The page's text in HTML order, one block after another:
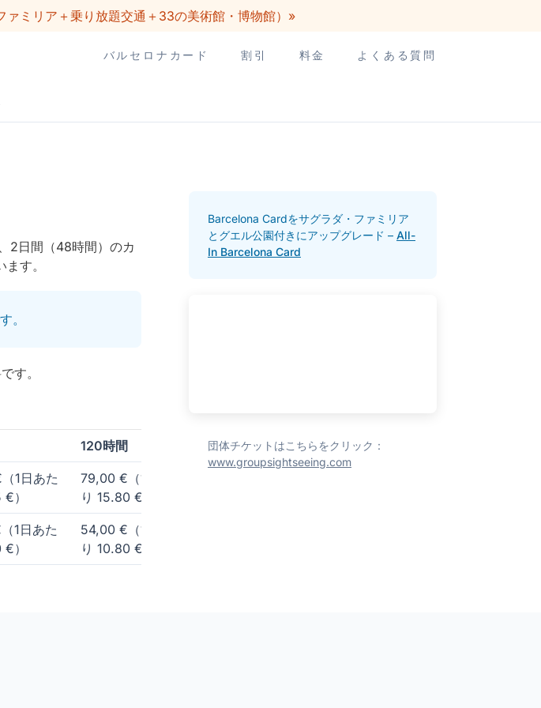
ミリア＋乗り放題交通＋33の美術館・博物館）»
バルセロナカード 割引 料金 よくある質問
2日間（48時間）のカ
す。
。
す。
120時間
1日あた
）
79,00 €（1日あた
り 15.80 €）
1日あた
）
54,00 €（1日あた
り 10.80 €）
Barcelona Cardをサグラダ・ファミリア
とグエル公園付きにアップグレード – All-
In Barcelona Card
団体チケットはこちらをクリック：
www.groupsightseeing.com